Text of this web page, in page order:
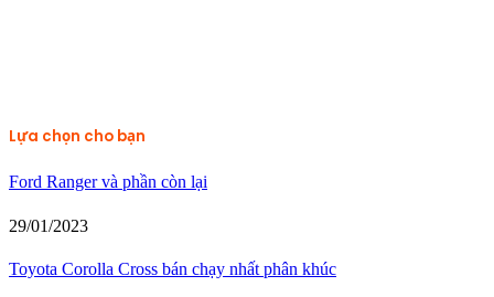
Lựa chọn cho bạn
Ford Ranger và phần còn lại
29/01/2023
Toyota Corolla Cross bán chạy nhất phân khúc